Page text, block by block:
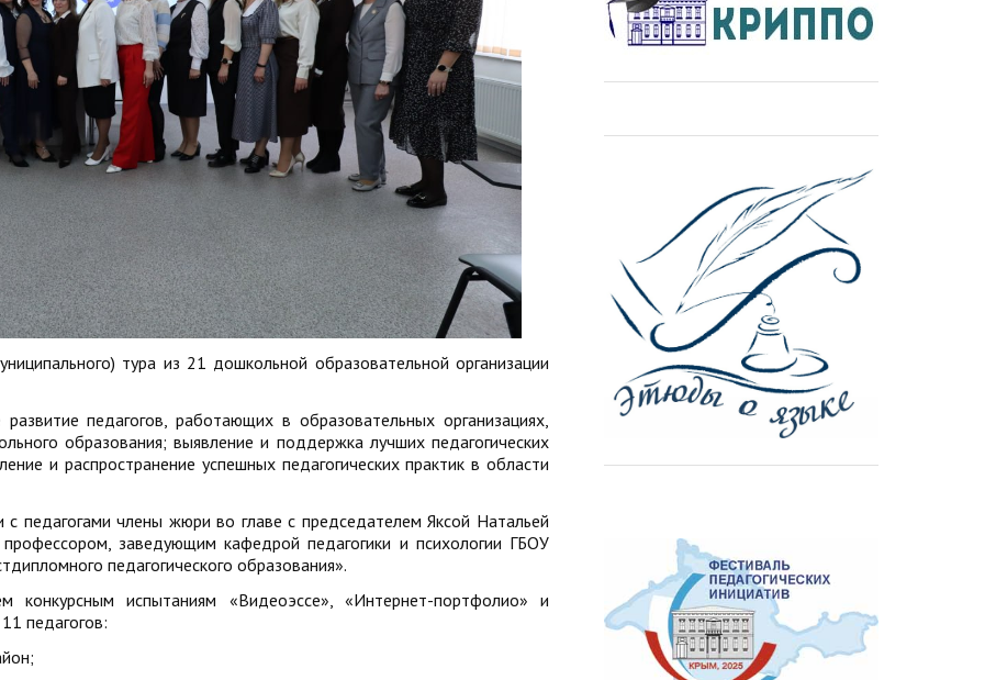
тура из 21 дошкольной образовательной организации
педагогов, работающих в образовательных организациях,
образования; выявление и поддержка лучших педагогических
и распространение успешных педагогических практик в области
с педагогами члены жюри во главе с председателем Яксой Натальей
заведующим кафедрой педагогики и психологии ГБОУ
педагогического образования».
испытаниям «Видеоэссе», «Интернет-портфолио» и
педагогов: